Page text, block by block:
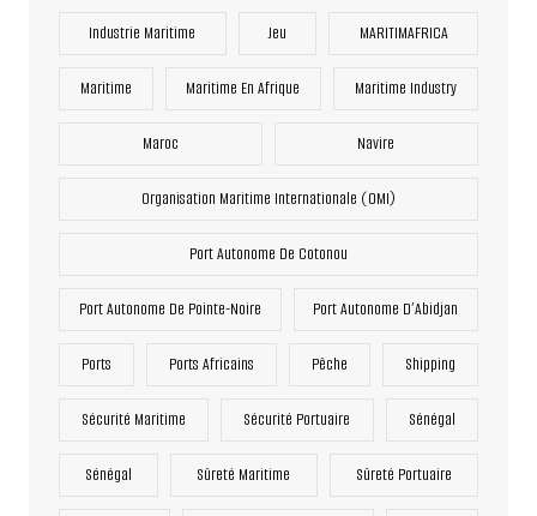
Industrie Maritime Jeu MARITIMAFRICA
Maritime Maritime En Afrique Maritime Industry
Maroc Navire
Organisation Maritime Internationale (OMI)
Port Autonome De Cotonou
Port Autonome De Pointe-Noire Port Autonome D’Abidjan
Ports Ports Africains Pêche Shipping
Sécurité Maritime Sécurité Portuaire Sénégal
Sénégal Sûreté Maritime Sûreté Portuaire